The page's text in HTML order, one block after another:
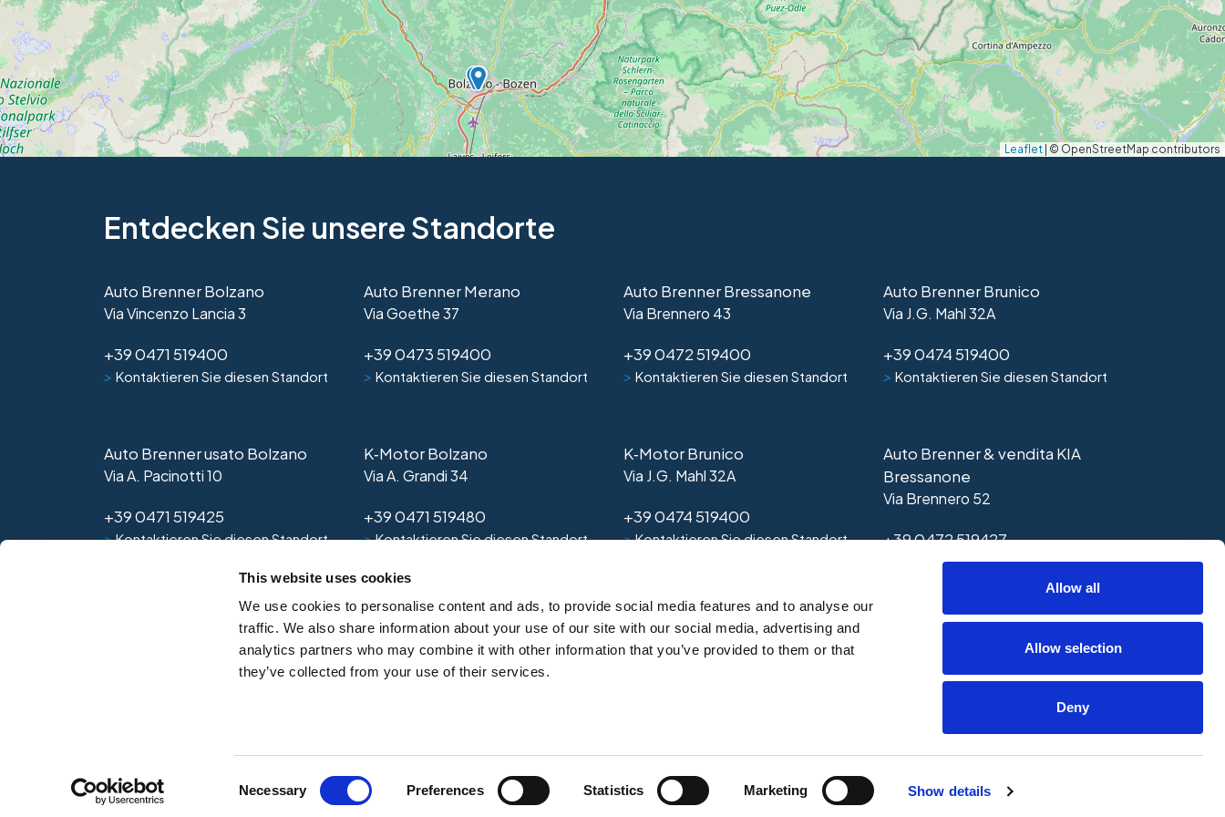
This website uses cookies
We use cookies to personalise content and ads, to provide social media features and to analyse our
traffic. We also share information about your use of our site with our social media, advertising and
analytics partners who may combine it with other information that you’ve provided to them or that
they’ve collected from your use of their services.
Necessary Preferences Statistics Marketing Show details
Allow all
Allow selection
Deny
Leaflet © OpenStreetMap contributors
Entdecken Sie unsere Standorte
Auto Brenner Bolzano
Via Vincenzo Lancia 3
+39 0471 519400
> Kontaktieren Sie diesen Standort
Auto Brenner Merano
Via Goethe 37
+39 0473 519400
> Kontaktieren Sie diesen Standort
Auto Brenner Bressanone
Via Brennero 43
+39 0472 519400
> Kontaktieren Sie diesen Standort
Auto Brenner Brunico
Via J.G. Mahl 32A
+39 0474 519400
> Kontaktieren Sie diesen Standort
Auto Brenner usato Bolzano
Via A. Pacinotti 10
+39 0471 519425
>Kontaktieren Sie diesen Standort
K‑Motor Bolzano
Via A. Grandi 34
+39 0471 519480
>Kontaktieren Sie diesen Standort
K‑Motor Brunico
Via J.G. Mahl 32A
+39 0474 519400
>Kontaktieren Sie diesen Standort
Auto Brenner & vendita KIA
Bressanone
Via Brennero 52
+39 0472 519427
Kontaktieren Sie diesen Standort
Datenschutzerklärung-Cookie Policy-Zugänglichkeit-IVASS-Maßnahme-Whistleblowing
Auto Brenner Spa, Lancia Str. 3, 39100 Bozen (BZ), P.I. 01564110219 | K-Motor Srl, Achille Grandi Str. 34, - 39100 Bozen (BZ)